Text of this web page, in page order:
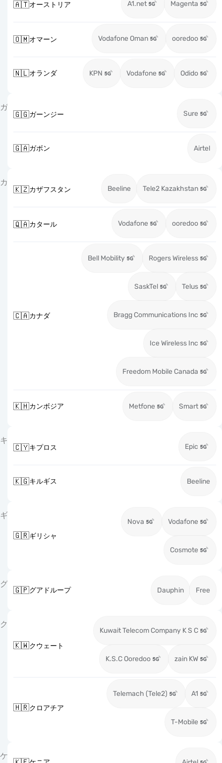
🇦🇹オーストリア A1.net Magenta
🇴🇲オマーン Vodafone Oman ooredoo
🇳🇱オランダ KPN Vodafone Odido
ガ
🇬🇬ガーンジー Sure
🇬🇦ガボン Airtel
カ
🇰🇿カザフスタン Beeline Tele2 Kazakhstan
🇶🇦カタール Vodafone ooredoo
🇨🇦カナダ
Bell Mobility Rogers Wireless
SaskTel Telus
Bragg Communications Inc
Ice Wireless Inc
Freedom Mobile Canada
🇰🇭カンボジア Metfone Smart
キ
🇨🇾キプロス Epic
🇰🇬キルギス Beeline
ギ
🇬🇷ギリシャ
Nova Vodafone
Cosmote
グ
🇬🇵グアドループ Dauphin Free
ク
🇰🇼クウェート
Kuwait Telecom Company K S C
K.S.C Ooredoo zain KW
🇭🇷クロアチア
Telemach (Tele2) A1
T-Mobile
ケ